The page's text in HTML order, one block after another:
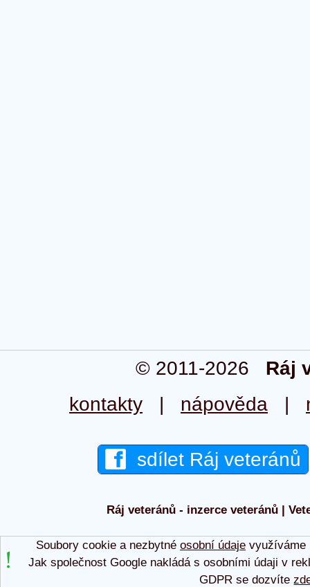
© 2011-2026 Ráj
kontakty | nápověda |
sdílet Ráj veteránů
Ráj veteránů - inzerce veteránů |
Soubory cookie a nezbytné osobní údajevyužíváme
Jak společnost Google nakládá s osobními údaji v
GDPR se dozvíte